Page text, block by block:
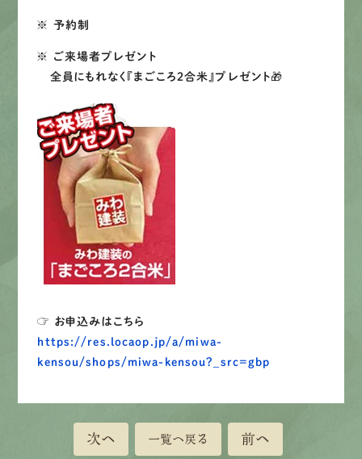
※ 予約制
※ ご来場者プレゼント
全員にもれなく『まごころ２合米』プレゼント🎁
☞ お申込みはこちら
https://res.locaop.jp/a/miwa-
kensou/shops/miwa-kensou?_src=gbp
次へ 一覧へ戻る 前へ